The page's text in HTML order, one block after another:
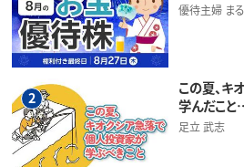
優待主婦 ま
2
この夏、キ
学んだこ
足立 武志